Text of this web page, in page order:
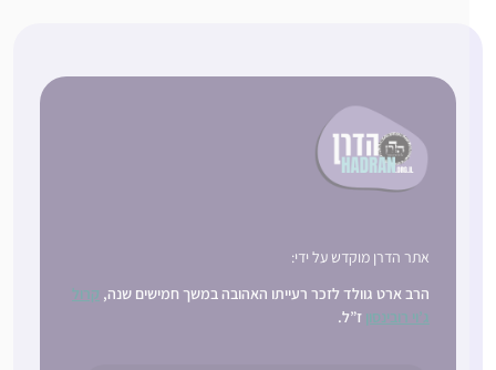
אתר הדרן מוקדש על ידי:
הרב ארט גוולד לזכר רעייתו האהובה במשך חמישים שנה,קרול
ג’וי רובינסוןז”ל.